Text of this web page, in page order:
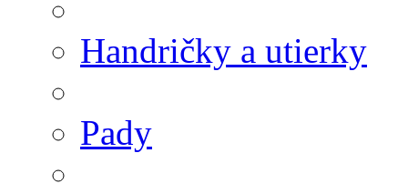
Handričky a utierky
Pady